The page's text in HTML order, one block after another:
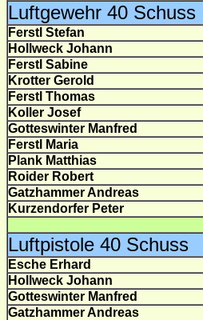
Luftgewehr 40 Schuss
Ferstl Stefan
Hollweck Johann
Ferstl Sabine
Krotter Gerold
Ferstl Thomas
Koller Josef
Gotteswinter Manfred
Ferstl Maria
Plank Matthias
Roider Robert
Gatzhammer Andreas
Kurzendorfer Peter
Luftpistole 40 Schuss
Esche Erhard
Hollweck Johann
Gotteswinter Manfred
Gatzhammer Andreas